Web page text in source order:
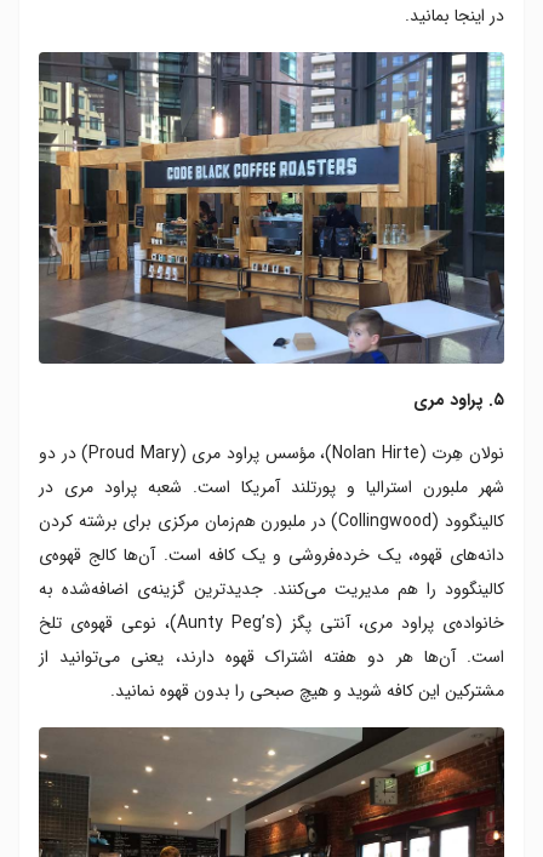
در اینجا بمانید.
۵. پراود مری
نولان هِرت (Nolan Hirte)، مؤسس پراود مری (Proud Mary) در دو
شهر ملبورن استرالیا و پورتلند آمریکا است. شعبه پراود مری در
کالینگوود (Collingwood) در ملبورن هم‌زمان مرکزی برای برشته کردن
دانه‌های قهوه، یک خرده‌فروشی و یک کافه است. آن‌ها کالج قهوه‌ی
کالینگوود را هم مدیریت می‌کنند. جدیدترین گزینه‌ی اضافه‌شده به
خانواده‌ی پراود مری، آنتی پگز (Aunty Peg’s)، نوعی قهوه‌ی تلخ
است. آن‌ها هر دو هفته اشتراک قهوه دارند، یعنی می‌توانید از
مشترکین این کافه شوید و هیچ صبحی را بدون قهوه نمانید.